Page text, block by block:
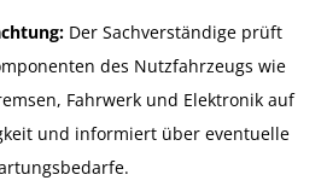
Der Sachverständige prüft
des Nutzfahrzeugs wie
Fahrwerk und Elektronik auf
und informiert über eventuelle